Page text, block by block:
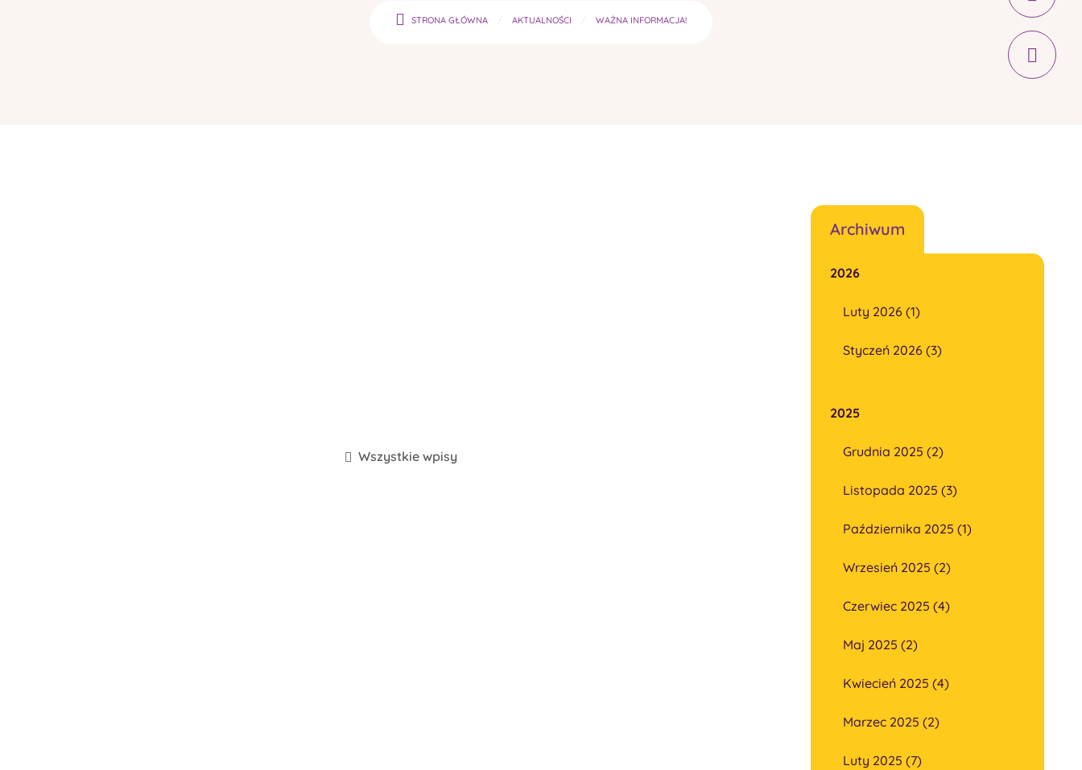
STRONA GŁÓWNA AKTUALNOŚCI WAŻNA INFORMACJA!
Wszystkie wpisy
Archiwum
2026
Luty 2026 (1)
Styczeń 2026 (3)
2025
Grudnia 2025 (2)
Listopada 2025 (3)
Października 2025 (1)
Wrzesień 2025 (2)
Czerwiec 2025 (4)
Maj 2025 (2)
Kwiecień 2025 (4)
Marzec 2025 (2)
Luty 2025 (7)